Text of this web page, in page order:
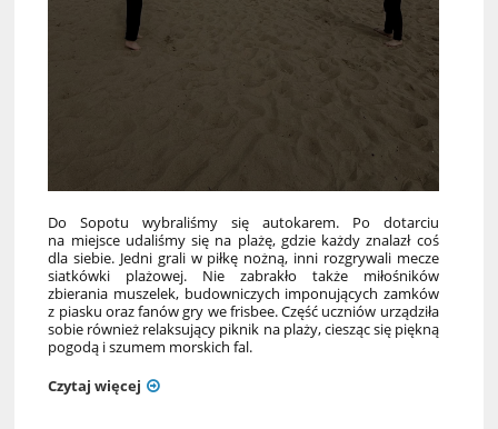
Do Sopotu wybraliśmy się autokarem. Po dotarciu
na miejsce udaliśmy się na plażę, gdzie każdy znalazł coś
dla siebie. Jedni grali w piłkę nożną, inni rozgrywali mecze
siatkówki plażowej. Nie zabrakło także miłośników
zbierania muszelek, budowniczych imponujących zamków
z piasku oraz fanów gry we frisbee. Część uczniów urządziła
sobie również relaksujący piknik na plaży, ciesząc się piękną
pogodą i szumem morskich fal.
Czytaj więcej